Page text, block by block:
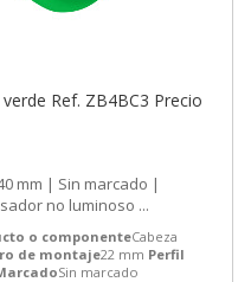
Ref. ZB4BC3 Precio
mm | Sin marcado |
no luminoso ...
o componenteCabeza
de montaje22 mm Perfil
Sin marcado